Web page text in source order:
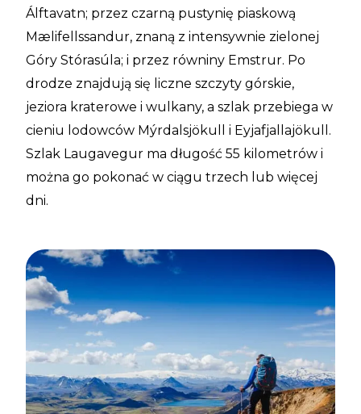
Álftavatn; przez czarną pustynię piaskową
Mælifellssandur, znaną z intensywnie zielonej
Góry Stórasúla; i przez równiny Emstrur. Po
drodze znajdują się liczne szczyty górskie,
jeziora kraterowe i wulkany, a szlak przebiega w
cieniu lodowców Mýrdalsjökull i Eyjafjallajökull.
Szlak Laugavegur ma długość 55 kilometrów i
można go pokonać w ciągu trzech lub więcej
dni.